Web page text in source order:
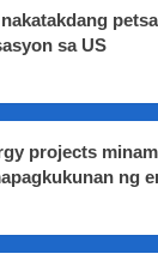
sa US
projects
ng